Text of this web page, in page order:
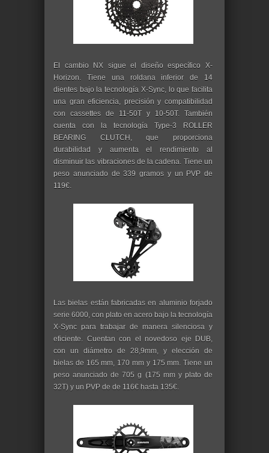
El cambio NX sigue el diseño específico X-
Horizon. Tiene una roldana inferior de 14
dientes bajo la tecnología X-Sync, lo que facilita
una gran eficiencia, precisión y compatibilidad
con cassettes de 11-50T y 10-50T. También
cuenta con la tecnología Type-3 ROLLER
BEARING CLUTCH, que proporciona
durabilidad y aumenta el rendimiento al
disminuir las vibraciones de la cadena. Tiene un
peso anunciado de 339 gramos y un PVP de
119€.
Las bielas están fabricadas en aluminio forjado
serie 6000, con plato en acero bajo la tecnología
X-Sync para trabajar de manera silenciosa y
eficiente. Cuentan con el novedoso eje DUB,
con un diámetro de 28,9mm, y elección de
bielas de 165 mm, 170 mm y 175 mm. Tiene un
peso anunciado de 705 g (175 mm y plato de
32T) y un PVP de de 116€ hasta 135€.